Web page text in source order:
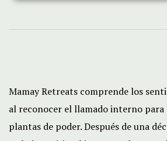
Mamay Retreats comprende los
al reconocer el llamado interno para
plantas de poder. Después de una